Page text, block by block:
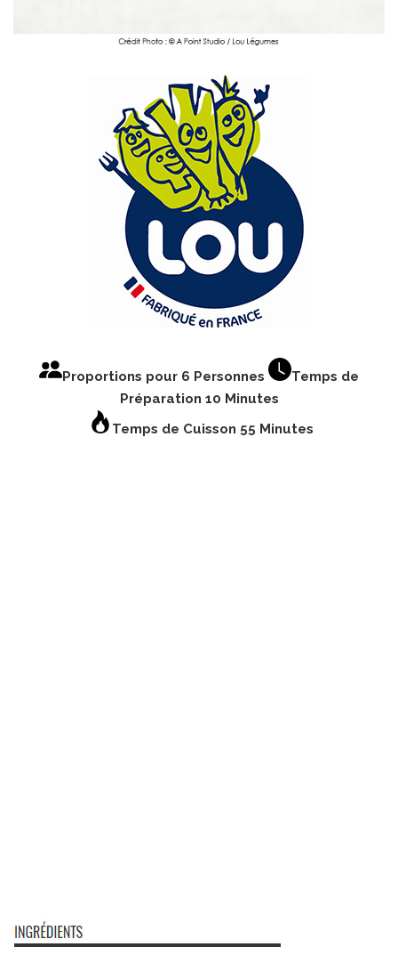
Proportions pour 6 Personnes
Temps de
Préparation 10 Minutes
Temps de Cuisson 55 Minutes